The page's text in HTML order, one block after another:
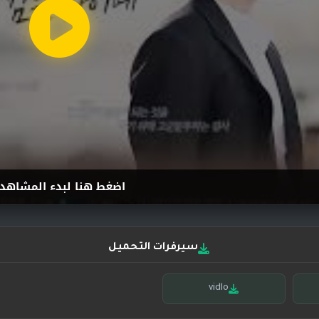
اضغط هنا لبدء
سيرفرات التحميل
vidlo